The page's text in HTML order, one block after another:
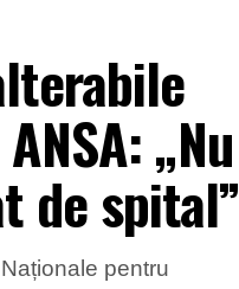
„Nu
de spital”
pentru